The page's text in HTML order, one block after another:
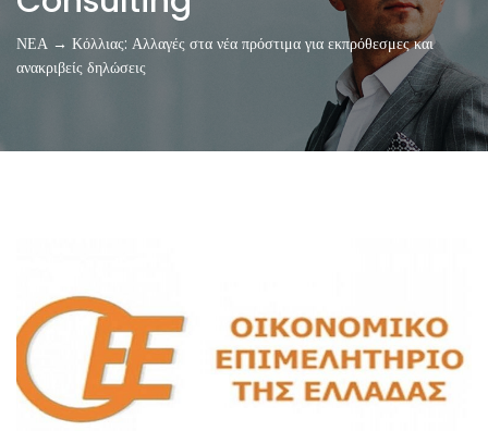
ΝΕΑ → Κόλλιας: Αλλαγές στα νέα πρόστιμα για εκπρόθεσμες και
ανακριβείς δηλώσεις